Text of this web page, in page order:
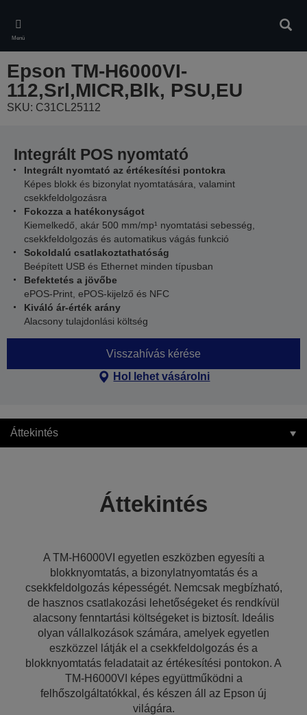
main
content
Menü
Epson TM-H6000VI-
112,Srl,MICR,Blk, PSU,EU
SKU: C31CL25112
Integrált POS nyomtató
Integrált nyomtató az értékesítési pontokra
Képes blokk és bizonylat nyomtatására, valamint
csekkfeldolgozásra
Fokozza a hatékonyságot
Kiemelkedő, akár 500 mm/mp¹ nyomtatási sebesség,
csekkfeldolgozás és automatikus vágás funkció
Sokoldalú csatlakoztathatóság
Beépített USB és Ethernet minden típusban
Befektetés a jövőbe
ePOS-Print, ePOS-kijelző és NFC
Kiváló ár-érték arány
Alacsony tulajdonlási költség
Visszahívás kérése
Hol lehet vásárolni
Áttekintés
Áttekintés
A TM-H6000VI egyetlen eszközben egyesíti a
blokknyomtatás, a bizonylatnyomtatás és a
csekkfeldolgozás képességét. Nemcsak megbízható,
de hasznos csatlakozási lehetőségeket és rendkívül
alacsony fenntartási költségeket is biztosít. Ideális
olyan vállalkozások számára, amelyek egyetlen
eszközzel látják el a csekkfeldolgozás és a
blokknyomtatás feladatait az értékesítési pontokon. A
TM-H6000VI képes együttműködni a
felhőszolgáltatókkal, és készen áll az Epson új
világára.